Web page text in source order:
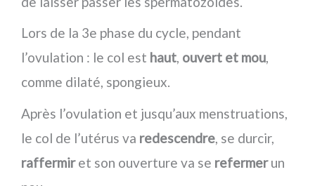
Lors de la 3e phase du cycle, pendant
l’ovulation : le col est haut, ouvert et mou,
comme dilaté, spongieux.
Après l’ovulation et jusqu’aux menstruations,
le col de l’utérus va redescendre, se durcir,
raffermiret son ouverture va se refermerun